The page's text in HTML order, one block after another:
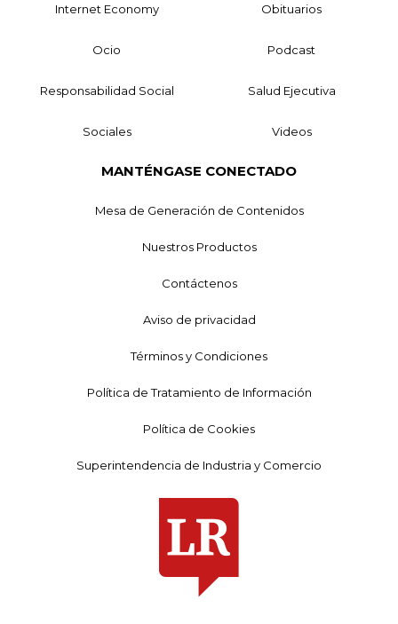
Internet Economy Obituarios
Ocio Podcast
Responsabilidad Social Salud Ejecutiva
Sociales Videos
MANTÉNGASE CONECTADO
Mesa de Generación de Contenidos
Nuestros Productos
Contáctenos
Aviso de privacidad
Términos y Condiciones
Política de Tratamiento de Información
Política de Cookies
Superintendencia de Industria y Comercio